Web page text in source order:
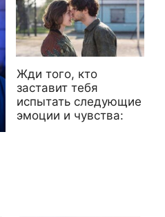
Жди того, кто
заставит тебя
испытать следующие
эмоции и чувства: